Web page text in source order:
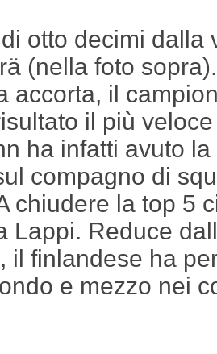
otto decimi dalla
(nella foto
accorta, il
il più
ha infatti avuto
compagno di
chiudere la top 5
Lappi. Reduce
il finlandese ha
e mezzo nei